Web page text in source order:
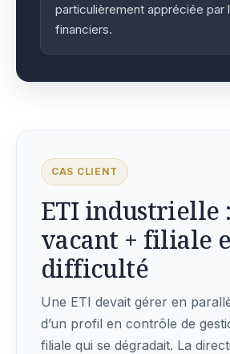
particulièrement appréciée par
financiers.
CAS CLIENT
ETI industrielle
vacant + filiale
difficulté
Une ETI devait gérer en
d’un profil en contrôle de
filiale qui se dégradait. La